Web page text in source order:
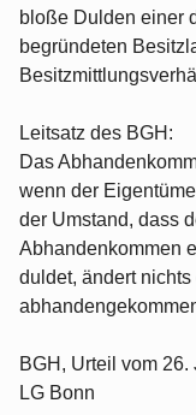
bloße Dulden einer
begründeten
Leitsatz des BGH:
Das
wenn der
der Umstand, dass
Abhandenkommen
duldet, ändert
BGH, Urteil vom 26.
LG Bonn